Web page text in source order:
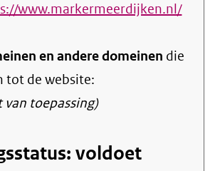
www.markermeerdijken.nl/
en andere domeinen die
tot de website:
van toepassing)
voldoet